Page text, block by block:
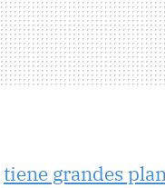
tiene grandes